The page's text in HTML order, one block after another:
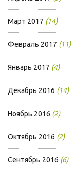
Март 2017 (14)
Февраль 2017 (11)
Январь 2017 (4)
Декабрь 2016 (14)
Ноябрь 2016 (2)
Октябрь 2016 (2)
Сентябрь 2016 (6)